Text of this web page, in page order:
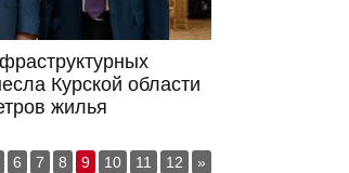
Курской области
жилья
6 7 8 9 10 11 12 »